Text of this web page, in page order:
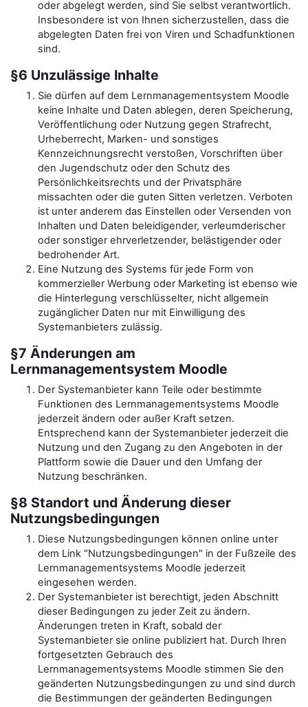
oder abgelegt werden, sind Sie selbst verantwortlich.
Insbesondere ist von Ihnen sicherzustellen, dass die
abgelegten Daten frei von Viren und Schadfunktionen
sind.
§6 Unzulässige Inhalte
Sie dürfen auf dem Lernmanagementsystem Moodle
keine Inhalte und Daten ablegen, deren Speicherung,
Veröffentlichung oder Nutzung gegen Strafrecht,
Urheberrecht, Marken- und sonstiges
Kennzeichnungsrecht verstoßen, Vorschriften über
den Jugendschutz oder den Schutz des
Persönlichkeitsrechts und der Privatsphäre
missachten oder die guten Sitten verletzen. Verboten
ist unter anderem das Einstellen oder Versenden von
Inhalten und Daten beleidigender, verleumderischer
oder sonstiger ehrverletzender, belästigender oder
bedrohender Art.
Eine Nutzung des Systems für jede Form von
kommerzieller Werbung oder Marketing ist ebenso wie
die Hinterlegung verschlüsselter, nicht allgemein
zugänglicher Daten nur mit Einwilligung des
Systemanbieters zulässig.
§7 Änderungen am
Lernmanagementsystem Moodle
Der Systemanbieter kann Teile oder bestimmte
Funktionen des Lernmanagementsystems Moodle
jederzeit ändern oder außer Kraft setzen.
Entsprechend kann der Systemanbieter jederzeit die
Nutzung und den Zugang zu den Angeboten in der
Plattform sowie die Dauer und den Umfang der
Nutzung beschränken.
§8 Standort und Änderung dieser
Nutzungsbedingungen
Diese Nutzungsbedingungen können online unter
dem Link "Nutzungsbedingungen" in der Fußzeile des
Lernmanagementsystems Moodle jederzeit
eingesehen werden.
Der Systemanbieter ist berechtigt, jeden Abschnitt
dieser Bedingungen zu jeder Zeit zu ändern.
Änderungen treten in Kraft, sobald der
Systemanbieter sie online publiziert hat. Durch Ihren
fortgesetzten Gebrauch des
Lernmanagementsystems Moodle stimmen Sie den
geänderten Nutzungsbedingungen zu und sind durch
die Bestimmungen der geänderten Bedingungen